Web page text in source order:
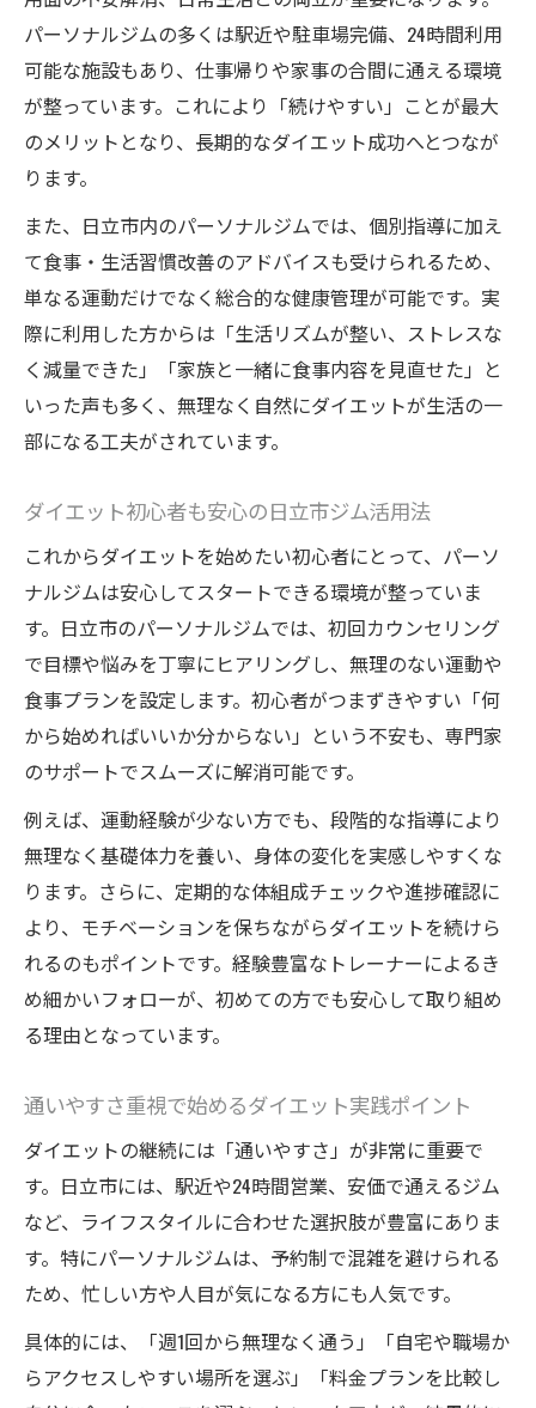
ダイエット目標達成に必要なサポート体制
とは
パーソナルトレーナーと進めるダイエット
実践法
続けやすいダイエット方法と成功のコツ
続けやすいダイエット方法の選び方と工夫
パーソナルジムで無理なく続くダイエット
習慣
ダイエット成功のための食事と運動バラン
ス
日立市で実践できる継続型ダイエットのコ
ツ
方
費用を抑えたダイエット実践ガイド
費用を抑えてできるダイエット実践ポイン
ト
日立ジム選びでコスパ良くダイエットを始
める
パーソナルジムの料金相場と節約のコツ
せる
安いジムを活用した効率的ダイエット方法
ダイエット成功者の声に学ぶ効果的習慣
ダイエット成功者が語る習慣化のコツと工
パーソナルジム利用者のリアルなダイエッ
継続できるダイエット習慣の秘訣を徹底解
説
成功体験から学ぶダイエットの効果的な方
法
無理なく続けるためのダイエット実践談
パーソナルジムの多くは駅近や駐車場完備、24時間利用
可能な施設もあり、仕事帰りや家事の合間に通える環境
が整っています。これにより「続けやすい」ことが最大
のメリットとなり、長期的なダイエット成功へとつなが
ります。
また、日立市内のパーソナルジムでは、個別指導に加え
て食事・生活習慣改善のアドバイスも受けられるため、
単なる運動だけでなく総合的な健康管理が可能です。実
際に利用した方からは「生活リズムが整い、ストレスな
く減量できた」「家族と一緒に食事内容を見直せた」と
いった声も多く、無理なく自然にダイエットが生活の一
部になる工夫がされています。
ダイエット初心者も安心の日立市ジム活用法
これからダイエットを始めたい初心者にとって、パーソ
ナルジムは安心してスタートできる環境が整っていま
す。日立市のパーソナルジムでは、初回カウンセリング
で目標や悩みを丁寧にヒアリングし、無理のない運動や
食事プランを設定します。初心者がつまずきやすい「何
から始めればいいか分からない」という不安も、専門家
のサポートでスムーズに解消可能です。
例えば、運動経験が少ない方でも、段階的な指導により
無理なく基礎体力を養い、身体の変化を実感しやすくな
ります。さらに、定期的な体組成チェックや進捗確認に
より、モチベーションを保ちながらダイエットを続けら
れるのもポイントです。経験豊富なトレーナーによるき
め細かいフォローが、初めての方でも安心して取り組め
る理由となっています。
通いやすさ重視で始めるダイエット実践ポイント
ダイエットの継続には「通いやすさ」が非常に重要で
す。日立市には、駅近や24時間営業、安価で通えるジム
など、ライフスタイルに合わせた選択肢が豊富にありま
す。特にパーソナルジムは、予約制で混雑を避けられる
ため、忙しい方や人目が気になる方にも人気です。
具体的には、「週1回から無理なく通う」「自宅や職場か
らアクセスしやすい場所を選ぶ」「料金プランを比較し